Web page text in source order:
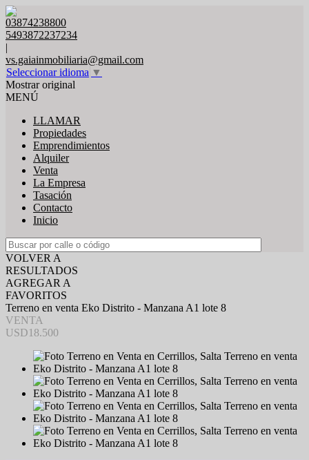
03874238800
5493872237234
|
vs.gaiainmobiliaria@gmail.com
Seleccionar idioma ▼
Mostrar original
MENÚ
LLAMAR
Propiedades
Emprendimientos
Alquiler
Venta
La Empresa
Tasación
Contacto
Inicio
VOLVER A
RESULTADOS
AGREGAR A
FAVORITOS
Terreno en venta Eko Distrito - Manzana A1 lote 8
VENTA
USD18.500